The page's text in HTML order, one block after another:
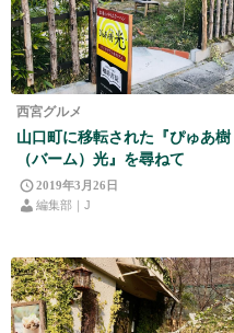
西宮グルメ
山口町に移転された『ぴゅあ樹
（バーム）光』を尋ねて
2019年3月26日
編集部｜J